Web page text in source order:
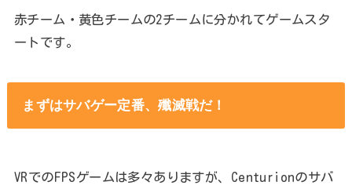
赤チーム・黄色チームの2チームに分かれてゲームスタ
ートです。
まずはサバゲー定番、殲滅戦だ！
VRでのFPSゲームは多々ありますが、Centurionのサバ